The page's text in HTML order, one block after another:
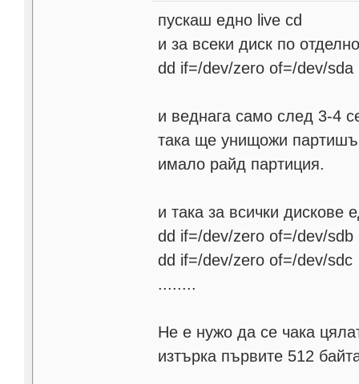
пускаш едно live cd
и за всеки диск по
dd if=/dev/zero of=/dev/sda
и веднага само след 3-4
така ще унищожи
имало райд партиция.
и така за всички дискове
dd if=/dev/zero of=/dev/sdb
dd if=/dev/zero of=/dev/sdc
........
Не е нужо да се чака
изтърка първите 512